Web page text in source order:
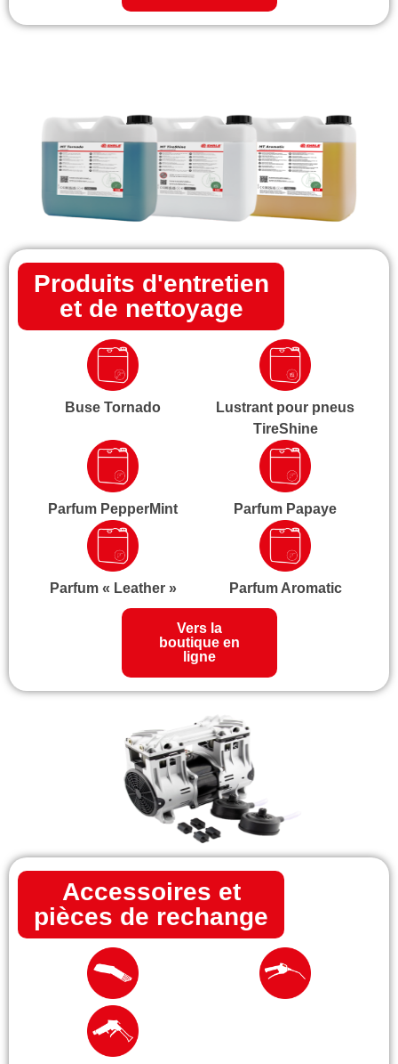
Produits d'entretien
et de nettoyage
Buse Tornado
Lustrant pour pneus
TireShine
Parfum PepperMint Parfum Papaye
Parfum « Leather » Parfum Aromatic
Vers la
boutique en
ligne
Accessoires et
pièces de rechange